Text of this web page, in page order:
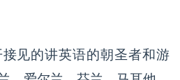
见的讲英语的朝圣者和游